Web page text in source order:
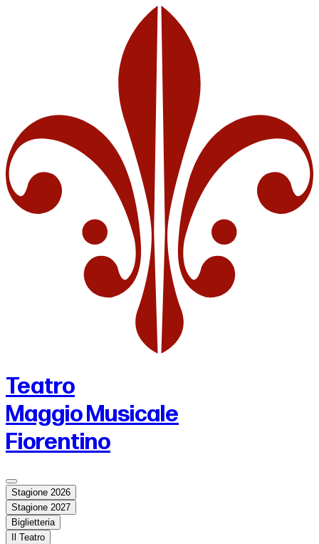
Teatro
Maggio Musicale
Fiorentino
Stagione 2026
Stagione 2027
Biglietteria
Il Teatro